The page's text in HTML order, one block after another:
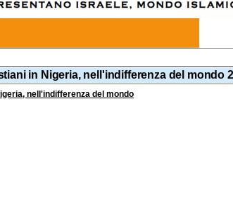
in Nigeria, nell'indifferenza del mondo
nell'indifferenza del mondo